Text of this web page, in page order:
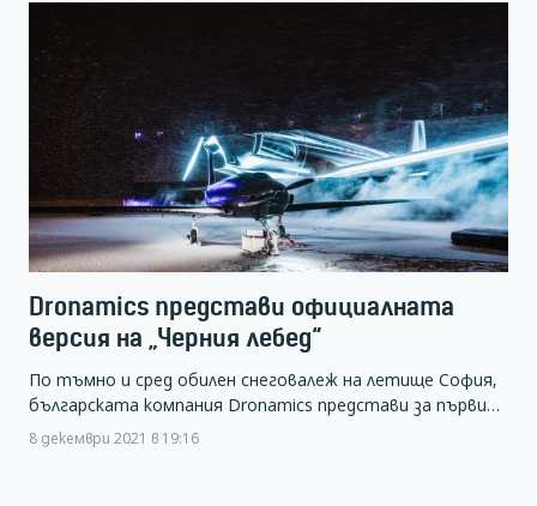
Dronamics представи официалната
версия на „Черния лебед“
По тъмно и сред обилен снеговалеж на летище София,
българската компания Dronamics представи за първи…
8 декември 2021 в 19:16